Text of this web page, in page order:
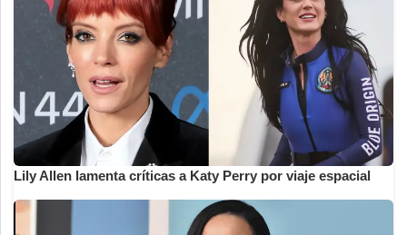
Lily Allen lamenta críticas a Katy Perry por viaje espacial